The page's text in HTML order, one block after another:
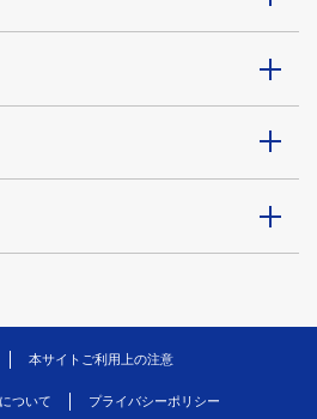
本サイトご利用上の注意
ついて プライバシーポリシー